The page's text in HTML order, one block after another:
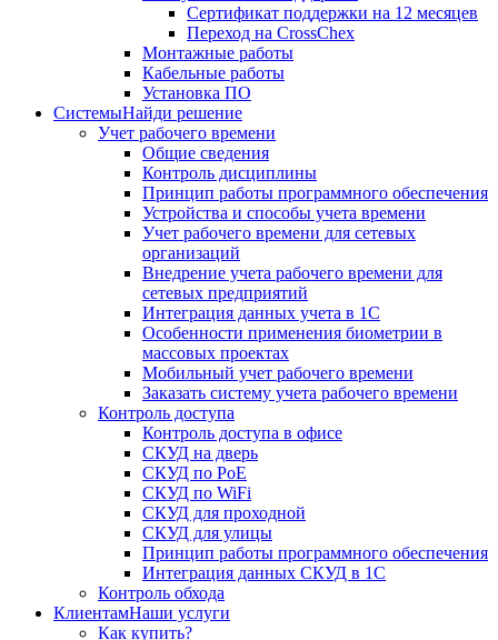
Сертификат поддержки на 12 месяцев
Переход на CrossChex
Монтажные работы
Кабельные работы
Установка ПО
СистемыНайди решение
Учет рабочего времени
Общие сведения
Контроль дисциплины
Принцип работы программного обеспечения
Устройства и способы учета времени
Учет рабочего времени для сетевых
организаций
Внедрение учета рабочего времени для
сетевых предприятий
Интеграция данных учета в 1С
Особенности применения биометрии в
массовых проектах
Мобильный учет рабочего времени
Заказать систему учета рабочего времени
Контроль доступа
Контроль доступа в офисе
СКУД на дверь
СКУД по PoE
СКУД по WiFi
СКУД для проходной
СКУД для улицы
Принцип работы программного обеспечения
Интеграция данных СКУД в 1С
Контроль обхода
КлиентамНаши услуги
Как купить?